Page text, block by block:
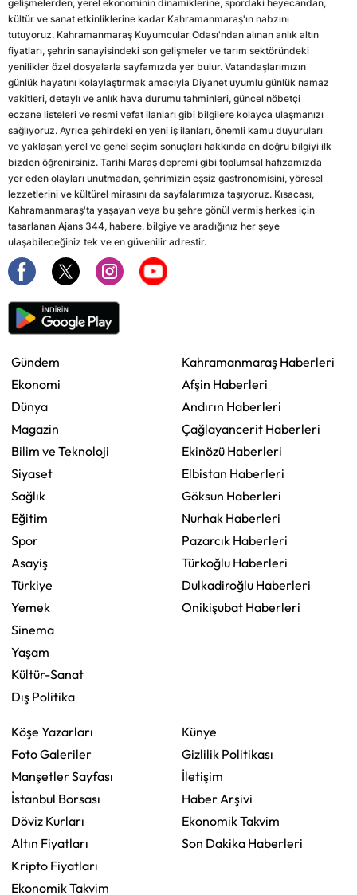
gelişmelerden, yerel ekonominin dinamiklerine, spordaki heyecandan,
kültür ve sanat etkinliklerine kadar Kahramanmaraş'ın nabzını
tutuyoruz. Kahramanmaraş Kuyumcular Odası'ndan alınan anlık altın
fiyatları, şehrin sanayisindeki son gelişmeler ve tarım sektöründeki
yenilikler özel dosyalarla sayfamızda yer bulur. Vatandaşlarımızın
günlük hayatını kolaylaştırmak amacıyla Diyanet uyumlu günlük namaz
vakitleri, detaylı ve anlık hava durumu tahminleri, güncel nöbetçi
eczane listeleri ve resmi vefat ilanları gibi bilgilere kolayca ulaşmanızı
sağlıyoruz. Ayrıca şehirdeki en yeni iş ilanları, önemli kamu duyuruları
ve yaklaşan yerel ve genel seçim sonuçları hakkında en doğru bilgiyi ilk
bizden öğrenirsiniz. Tarihi Maraş depremi gibi toplumsal hafızamızda
yer eden olayları unutmadan, şehrimizin eşsiz gastronomisini, yöresel
lezzetlerini ve kültürel mirasını da sayfalarımıza taşıyoruz. Kısacası,
Kahramanmaraş'ta yaşayan veya bu şehre gönül vermiş herkes için
tasarlanan Ajans 344, habere, bilgiye ve aradığınız her şeye
ulaşabileceğiniz tek ve en güvenilir adrestir.
Gündem
Ekonomi
Dünya
Magazin
Bilim ve Teknoloji
Siyaset
Sağlık
Eğitim
Spor
Asayiş
Türkiye
Yemek
Sinema
Yaşam
Kültür-Sanat
Dış Politika
Kahramanmaraş Haberleri
Afşin Haberleri
Andırın Haberleri
Çağlayancerit Haberleri
Ekinözü Haberleri
Elbistan Haberleri
Göksun Haberleri
Nurhak Haberleri
Pazarcık Haberleri
Türkoğlu Haberleri
Dulkadiroğlu Haberleri
Onikişubat Haberleri
Köşe Yazarları
Foto Galeriler
Manşetler Sayfası
İstanbul Borsası
Döviz Kurları
Altın Fiyatları
Kripto Fiyatları
Ekonomik Takvim
Künye
Gizlilik Politikası
İletişim
Haber Arşivi
Ekonomik Takvim
Son Dakika Haberleri